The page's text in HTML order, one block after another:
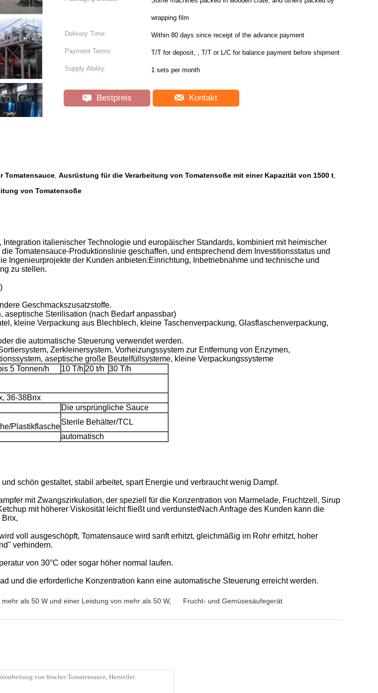
wrapping film
Delivery Time: Within 80 days since receipt of the advance payment
Payment Terms: T/T for deposit, , T/T or L/C for balance payment before shipment
Supply Ability: 1 sets per month
Bestpreis Kontakt
Tomatensauce, Ausrüstung für die Verarbeitung von Tomatensoße mit einer Kapazität von 1500 t,
von Tomatensoße
italienischer Technologie und europäischer Standards, kombiniert mit heimischer
Tomatensauce-Produktionslinie geschaffen, und entsprechend dem Investitionsstatus und
Ingenieurprojekte der Kunden anbieten:Einrichtung, Inbetriebnahme und technische und
zu stellen.
Geschmackszusatzstoffe.
Sterilisation (nach Bedarf anpassbar)
kleine Verpackung aus Blechblech, kleine Taschenverpackung, Glasflaschenverpackung,
die automatische Steuerung verwendet werden.
Zerkleinersystem, Vorheizungssystem zur Entfernung von Enzymen,
aseptische große Beutelfüllsysteme, kleine Verpackungssysteme
5 Tonnen/h 10 T/h 20 t/h 30 T/h
36-38Brix
Die ursprüngliche Sauce
Plastikflasche
Sterile Behälter/TCL
automatisch
schön gestaltet, stabil arbeitet, spart Energie und verbraucht wenig Dampf.
mit Zwangszirkulation, der speziell für die Konzentration von Marmelade, Fruchtzell, Sirup
mit höherer Viskosität leicht fließt und verdunstetNach Anfrage des Kunden kann die
Brix,
voll ausgeschöpft, Tomatensauce wird sanft erhitzt, gleichmäßig im Rohr erhitzt, hoher
verhindern.
von 30°C oder sogar höher normal laufen.
und die erforderliche Konzentration kann eine automatische Steuerung erreicht werden.
als 50 W und einer Leistung von mehr als 50 W, Frucht- und Gemüsesäufegerät